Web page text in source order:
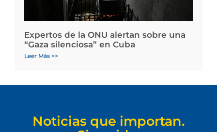
Expertos de la ONU alertan sobre una
“Gaza silenciosa” en Cuba
Leer Más >>
Noticias que importan.